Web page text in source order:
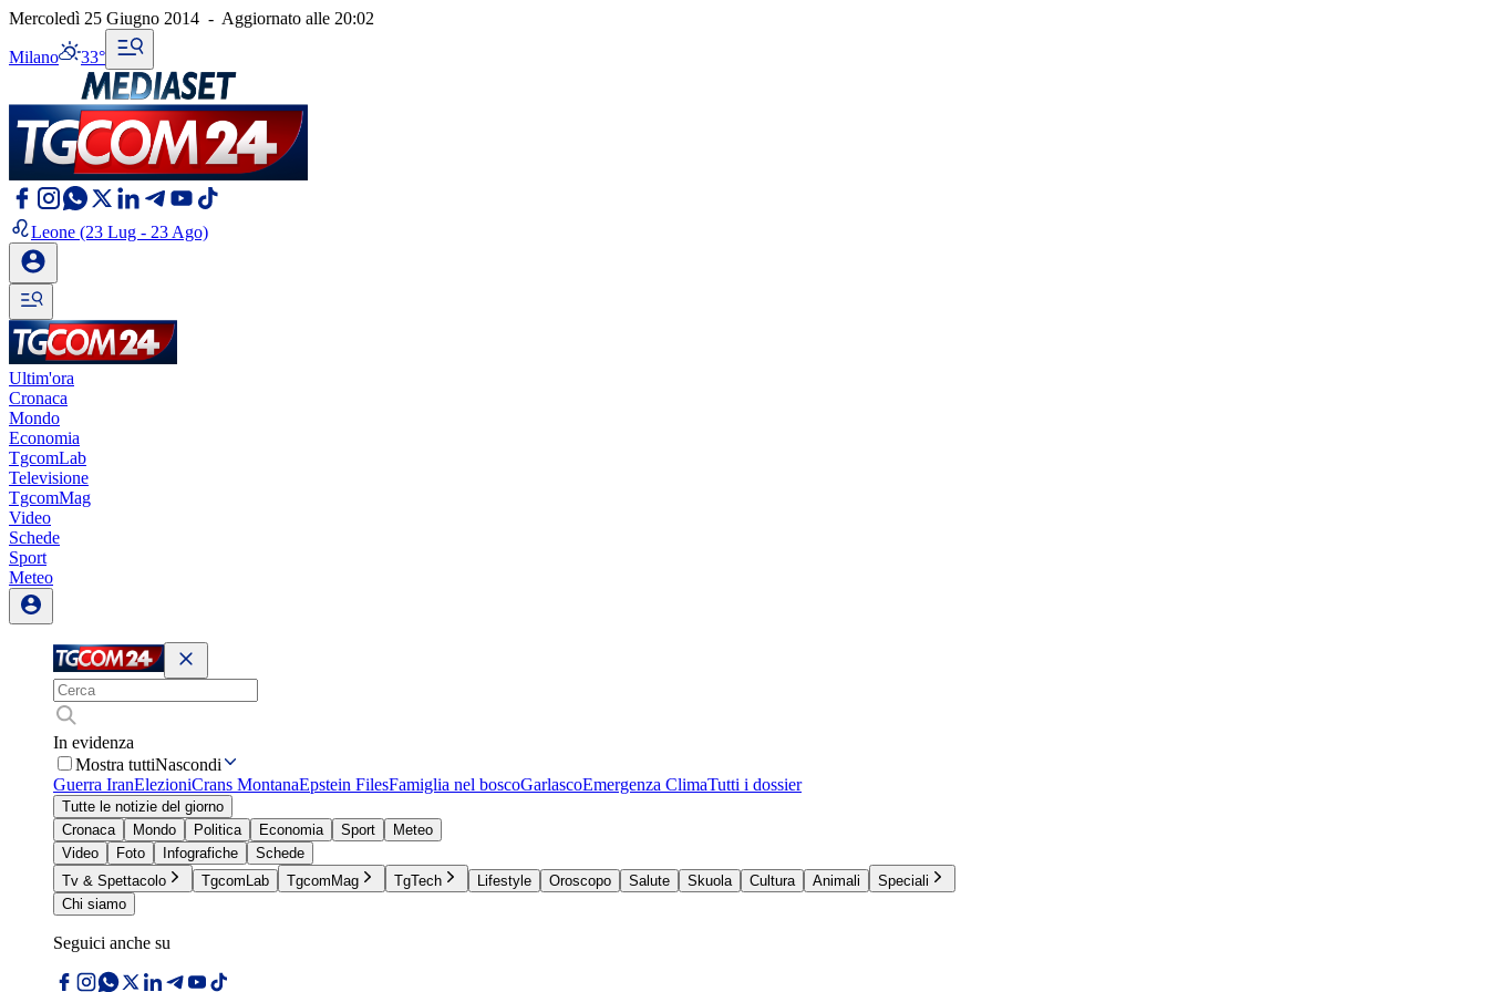
Mercoledì 25 Giugno 2014 - Aggiornato alle 20:02
Milano 33°
Leone (23 Lug - 23 Ago)
Ultim'ora
Cronaca
Mondo
Economia
TgcomLab
Televisione
TgcomMag
Video
Schede
Sport
Meteo
In evidenza
Mostra tuttiNascondi
Guerra IranElezioniCrans MontanaEpstein FilesFamiglia nel boscoGarlascoEmergenza ClimaTutti i dossier
Tutte le notizie del giorno
Cronaca
Mondo Politica Economia Sport
Meteo
Video
Foto Infografiche
Schede
Tv & Spettacolo
TgcomLab TgcomMag TgTech Lifestyle Oroscopo Salute Skuola Cultura Animali
Speciali
Chi siamo
Seguici anche su